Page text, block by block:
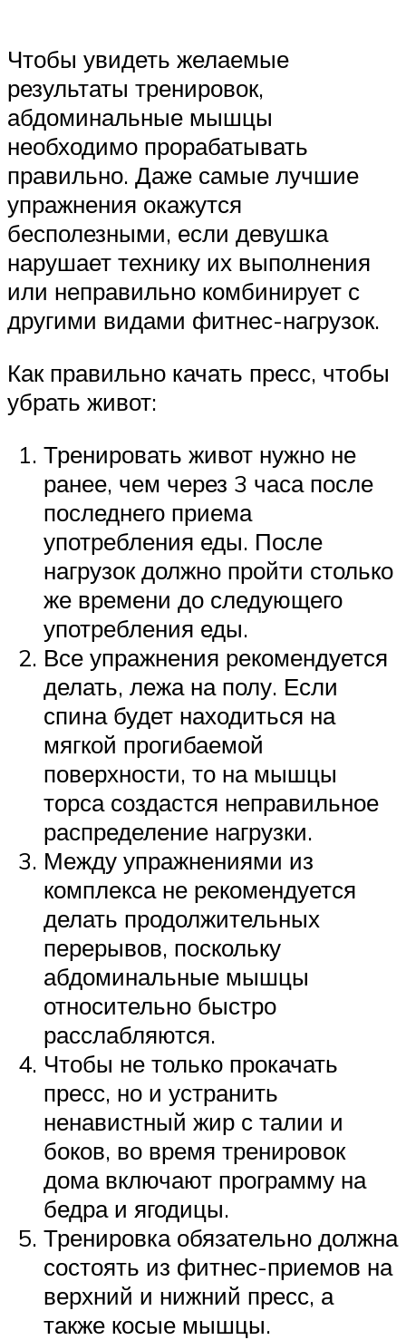
Чтобы увидеть желаемые
результаты тренировок,
абдоминальные мышцы
необходимо прорабатывать
правильно. Даже самые лучшие
упражнения окажутся
бесполезными, если девушка
нарушает технику их выполнения
или неправильно комбинирует с
другими видами фитнес-нагрузок.
Как правильно качать пресс, чтобы
убрать живот:
Тренировать живот нужно не
ранее, чем через 3 часа после
последнего приема
употребления еды. После
нагрузок должно пройти столько
же времени до следующего
употребления еды.
Все упражнения рекомендуется
делать, лежа на полу. Если
спина будет находиться на
мягкой прогибаемой
поверхности, то на мышцы
торса создастся неправильное
распределение нагрузки.
Между упражнениями из
комплекса не рекомендуется
делать продолжительных
перерывов, поскольку
абдоминальные мышцы
относительно быстро
расслабляются.
Чтобы не только прокачать
пресс, но и устранить
ненавистный жир с талии и
боков, во время тренировок
дома включают программу на
бедра и ягодицы.
Тренировка обязательно должна
состоять из фитнес-приемов на
верхний и нижний пресс, а
также косые мышцы.